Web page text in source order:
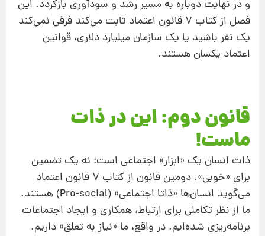
و در نهایت دوباره به مسیر رشد و سودآوری بازگردد. این
فصل از کتاب 7 قانون اعتماد ثابت می‌کند فرقی نمی‌کند
یک نفر باشید یا یک سازمان میلیارد دلاری، قوانین
اعتماد یکسان هستند.
قانون دوم: این در ذات
ماست!
ذات انسان یک «ابزار» اجتماعی است؛ نه یک تضمین
برای «خوبی». دومین قانون از کتاب 7 قانون اعتماد
می‌گوید انسان‌ها «ذاتا اجتماعی» (Pro-social) هستند.
ما از نظر تکاملی برای ارتباط، همکاری و ایجاد اجتماعات
برنامه‌ریزی شده‌ایم. در واقع، ما «نیاز به تعلق» داریم.